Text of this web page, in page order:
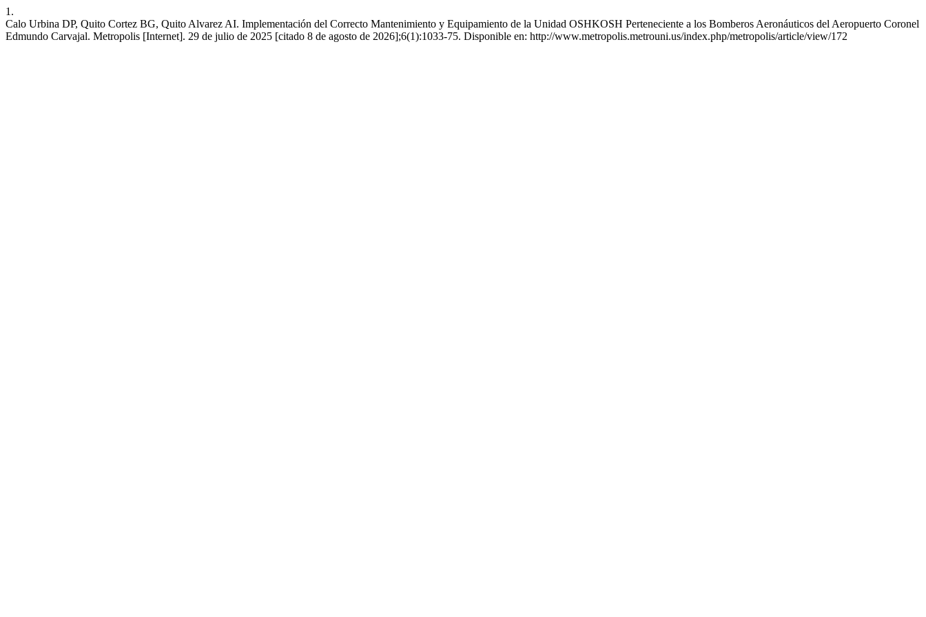
1.
Calo Urbina DP, Quito Cortez BG, Quito Alvarez AI. Implementación del Correcto Mantenimiento y Equipamiento de la Unidad OSHKOSH Perteneciente a los Bomberos Aeronáuticos del Aeropuerto Coronel
Edmundo Carvajal. Metropolis [Internet]. 29 de julio de 2025 [citado 8 de agosto de 2026];6(1):1033-75. Disponible en: http://www.metropolis.metrouni.us/index.php/metropolis/article/view/172